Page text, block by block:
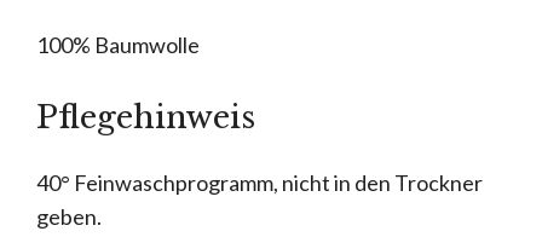
100% Baumwolle
Pflegehinweis
40° Feinwaschprogramm, nicht in den Trockner
geben.